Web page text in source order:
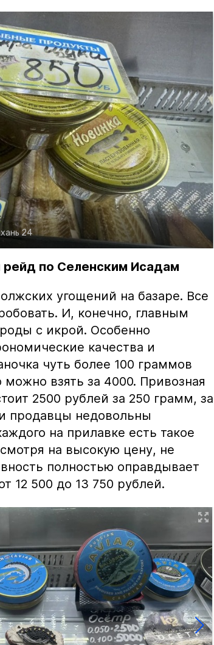
24
по Селенским Исадам
угощений на базаре. Все
И, конечно, главным
с икрой. Особенно
качества и
чуть более 100 граммов
взять за 4000. Привозная
2500 рублей за 250 грамм, за
продавцы недовольны
на прилавке есть такое
на высокую цену, не
полностью оправдывает
12 500 до 13 750 рублей.